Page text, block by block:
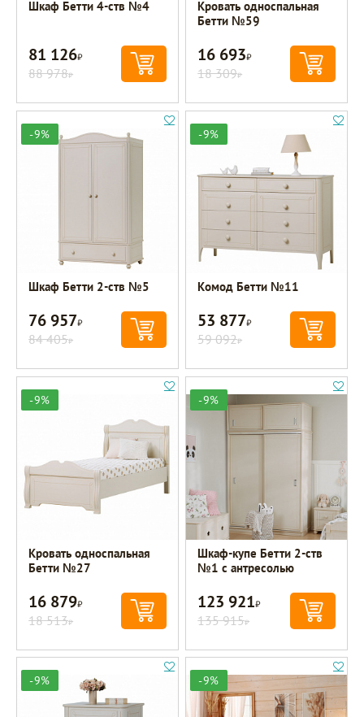
Шкаф Бетти 4-ств №4
81 126Р
88 978Р
Кровать односпальная
Бетти №59
16 693Р
18 309Р
-9%
Шкаф Бетти 2-ств №5
76 957Р
84 405Р
-9%
Комод Бетти №11
53 877Р
59 092Р
-9%
Кровать односпальная
Бетти №27
16 879Р
18 513Р
-9%
Шкаф-купе Бетти 2-ств
№1 с антресолью
123 921Р
135 915Р
-9% -9%